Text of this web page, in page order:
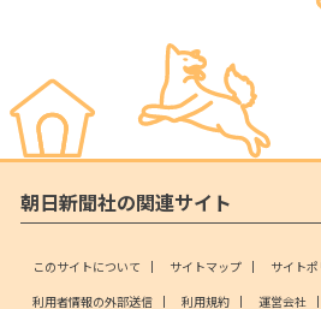
朝日新聞社の関連サイト
このサイトについて サイトマップ サイト
利用者情報の外部送信
利用規約 運営会社